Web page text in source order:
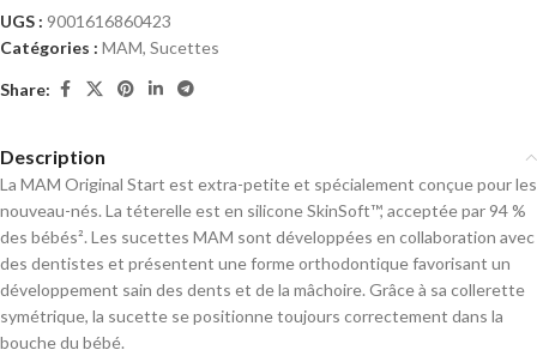
UGS : 9001616860423
Catégories : MAM, Sucettes
Share:
Description
La MAM Original Start est extra-petite et spécialement conçue pour les
nouveau-nés. La téterelle est en silicone SkinSoft™, acceptée par 94 %
des bébés². Les sucettes MAM sont développées en collaboration avec
des dentistes et présentent une forme orthodontique favorisant un
développement sain des dents et de la mâchoire. Grâce à sa collerette
symétrique, la sucette se positionne toujours correctement dans la
bouche du bébé.